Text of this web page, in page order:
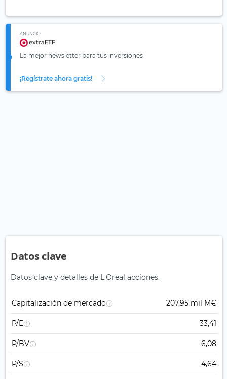
ANUNCIO
La mejor newsletter para tus inversiones
¡Regístrate ahora gratis!
Datos clave
Datos clave y detalles de L'Oreal acciones.
Capitalización de mercado 207,95 mil M€
P/E 33,41
P/BV 6,08
P/S 4,64